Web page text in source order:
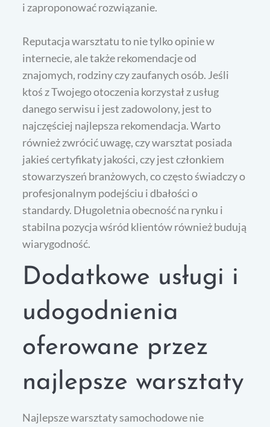
i zaproponować rozwiązanie.
Reputacja warsztatu to nie tylko opinie w
internecie, ale także rekomendacje od
znajomych, rodziny czy zaufanych osób. Jeśli
ktoś z Twojego otoczenia korzystał z usług
danego serwisu i jest zadowolony, jest to
najczęściej najlepsza rekomendacja. Warto
również zwrócić uwagę, czy warsztat posiada
jakieś certyfikaty jakości, czy jest członkiem
stowarzyszeń branżowych, co często świadczy o
profesjonalnym podejściu i dbałości o
standardy. Długoletnia obecność na rynku i
stabilna pozycja wśród klientów również budują
wiarygodność.
Dodatkowe usługi i
udogodnienia
oferowane przez
najlepsze warsztaty
Najlepsze warsztaty samochodowe nie